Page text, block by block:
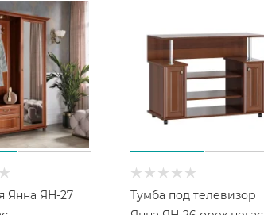
Янна ЯН-27
Тумба под телевизор